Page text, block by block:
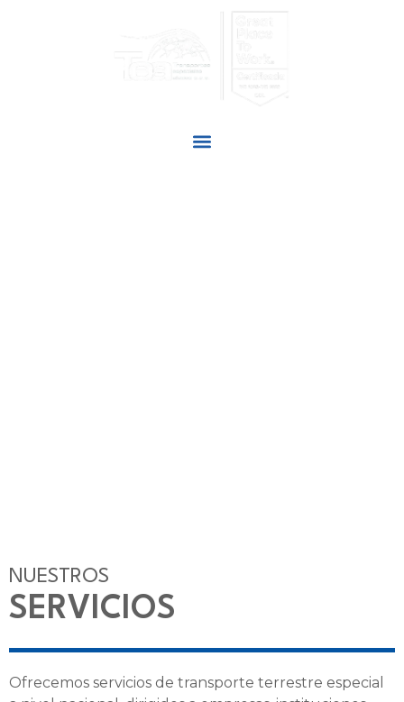
NUESTROS
SERVICIOS
Ofrecemos servicios de transporte terrestre especial